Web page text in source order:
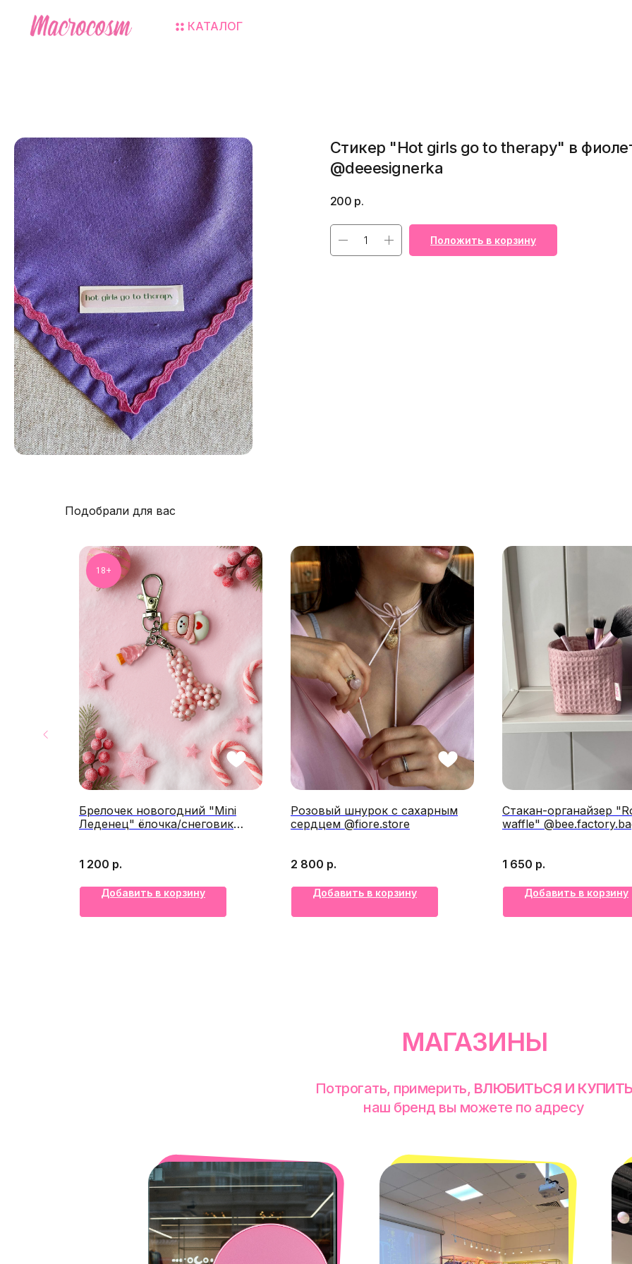
КАТАЛОГ
Стикер "Hot girls go to therapy" в
@deeesignerka
200 р.
Положить в корзину
Подобрали для вас
18+
Брелочек новогодний "Mini
Леденец" ёлочка/снеговик
1 200 р.
Добавить в корзину
Розовый шнурок с сахарным
сердцем @fiore.store
2 800 р.
Добавить в корзину
Стакан-органайзер
waffle"
1 650 р.
Добавить в корзину
МАГАЗИНЫ
Потрогать, примерить, ВЛЮБИТЬСЯ И
наш бренд вы можете по адресу